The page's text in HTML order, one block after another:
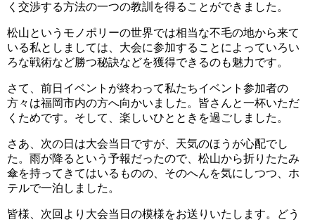
く交渉する方法の一つの教訓を得ることができました。
松山というモノポリーの世界では相当な不毛の地から来て
いる私としましては、大会に参加することによっていろい
ろな戦術など勝つ秘訣などを獲得できるのも魅力です。
さて、前日イベントが終わって私たちイベント参加者の
方々は福岡市内の方へ向かいました。皆さんと一杯いただ
くためです。そして、楽しいひとときを過ごしました。
さあ、次の日は大会当日ですが、天気のほうが心配でし
た。雨が降るという予報だったので、松山から折りたたみ
傘を持ってきてはいるものの、そのへんを気にしつつ、ホ
テルで一泊しました。
皆様、次回より大会当日の模様をお送りいたします。どう